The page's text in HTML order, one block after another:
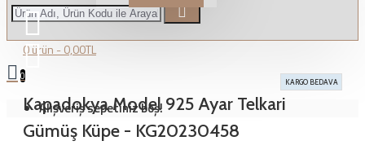
0 ürün - 0,00TL
0
Alışveriş sepetiniz boş!
KARGO BEDAVA
Kapadokya Model 925 Ayar Telkari
Gümüş Küpe - KG20230458